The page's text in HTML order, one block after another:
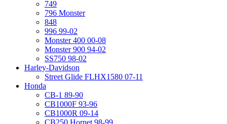
749
796 Monster
848
996 99-02
Monster 400 00-08
Monster 900 94-02
SS750 98-02
Harley-Davidson
Street Glide FLHX1580 07-11
Honda
CB-1 89-90
CB1000F 93-96
CB1000R 09-14